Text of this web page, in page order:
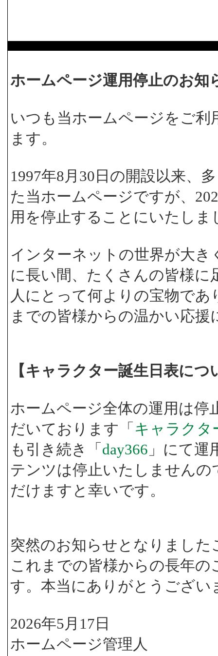
ホームページ運用停止のお知
いつも当ホームページをご
ます。
1997年8月30日の開設以来、
た当ホームページですが、
用を停止することにいたしま
インターネットの世界が大
に長い間、たくさんの皆様
人にとって何よりの宝物で
までの皆様からの温かい応
【キャラクター誕生日表に
ホームページ全体の運用は停
だいております「 キャラクタ
も引き続き「 day366 」にて
テンツは停止いたしません
だけますと幸いです。
突然のお知らせとなりまし
これまでの皆様からの長年
す。本当にありがとうござい
2026年5月17日
ホームページ管理人